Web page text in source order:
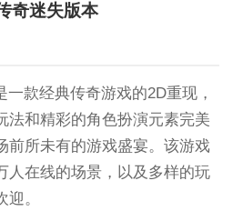
奇迷失版本
款经典传奇游戏的2D重现，
法和精彩的角色扮演元素完美
前所未有的游戏盛宴。该游戏
人在线的场景，以及多样的玩
。